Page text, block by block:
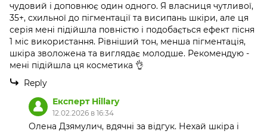
чудовий і доповнює один одного. Я власниця чутливої,
35+, схильної до пігментації та висипань шкіри, але ця
серія мені підійшла повністю і подобається ефект пісня
1 міс використання. Рівніший тон, менша пігментація,
шкіра зволожена та виглядає молодше. Рекомендую -
мені підійшла ця косметика 👌
Reply
Експерт Hillary
12.02.2026 в 16:34
Олена Дзямулич, вдячні за відгук. Нехай шкіра і